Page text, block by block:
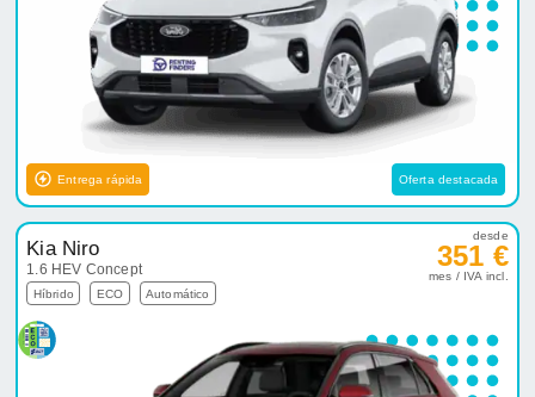
Entrega rápida Oferta destacada
Kia Niro
1.6 HEV Concept
Híbrido ECO Automático
desde
351 €
mes / IVA incl.